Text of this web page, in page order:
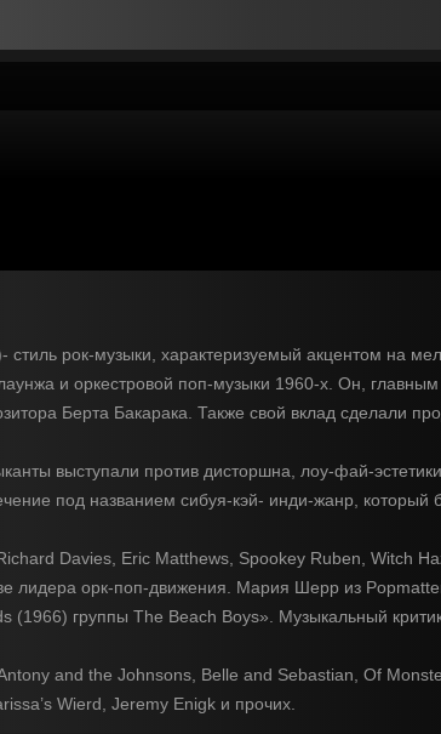
рок-музыки, характеризуемый акцентом на
и оркестровой поп-музыки 1960-х. Он,
Берта Бакарака. Также свой вклад сделали
выступали против дисторшна, лоу-фай-
под названием сибуя-кэй- инди-жанр,
Davies, Eric Matthews, Spookey Ruben, Witch
лидера орк-поп-движения. Мария Шерр из
группы The Beach Boys». Музыкальный
and the Johnsons, Belle and Sebastian, Of
Wierd, Jeremy Enigk и прочих.